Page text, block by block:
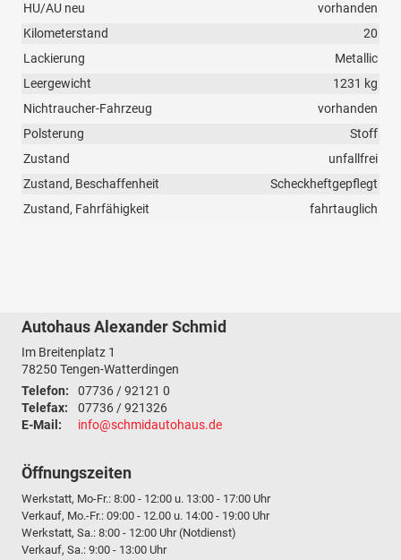
HU/AU neu
vorhanden
Kilometerstand
20
Lackierung
Metallic
Leergewicht
1231 kg
Nichtraucher-Fahrzeug
vorhanden
Polsterung
Stoff
Zustand
unfallfrei
Zustand, Beschaffenheit
Scheckheftgepflegt
Zustand, Fahrfähigkeit
fahrtauglich
Autohaus Alexander Schmid
Im Breitenplatz 1
78250 Tengen-Watterdingen
Telefon:
07736 / 92121 0
Telefax:
07736 / 921326
E-Mail:
info@schmidautohaus.de
Öffnungszeiten
Werkstatt, Mo-Fr.: 8:00 - 12:00 u. 13:00 - 17:00 Uhr
Verkauf, Mo.-Fr.: 09:00 - 12.00 u. 14:00 - 19:00 Uhr
Werkstatt, Sa.: 8:00 - 12:00 Uhr (Notdienst)
Verkauf, Sa.: 9:00 - 13:00 Uhr